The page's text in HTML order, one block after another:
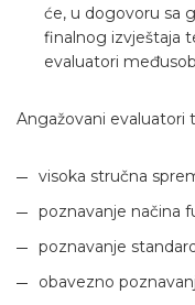
će, u dogovoru sa
finalnog izvještaja
evaluatori
Angažovani evaluatori
visoka stručna
poznavanje načina
poznavanje
obavezno